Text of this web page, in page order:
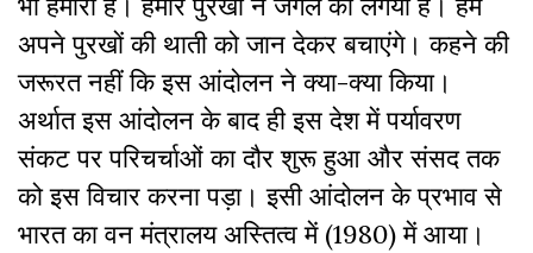
अपने पुरखों की थाती को जान देकर बचाएंगे। कहने की
जरूरत नहीं कि इस आंदोलन ने क्या-क्या किया।
अर्थात इस आंदोलन के बाद ही इस देश में पर्यावरण
संकट पर परिचर्चाओं का दौर शुरू हुआ और संसद तक
को इस विचार करना पड़ा। इसी आंदोलन के प्रभाव से
भारत का वन मंत्रालय अस्तित्व में (1980) में आया।